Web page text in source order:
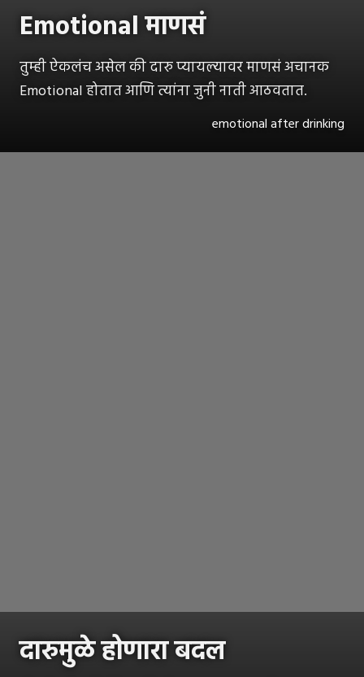
Emotional माणसं
तुम्ही ऐकलंच असेल की दारु प्यायल्यावर माणसं अचानक
Emotional होतात आणि त्यांना जुनी नाती आठवतात.
emotional after drinking
दारुमुळे होणारा बदल